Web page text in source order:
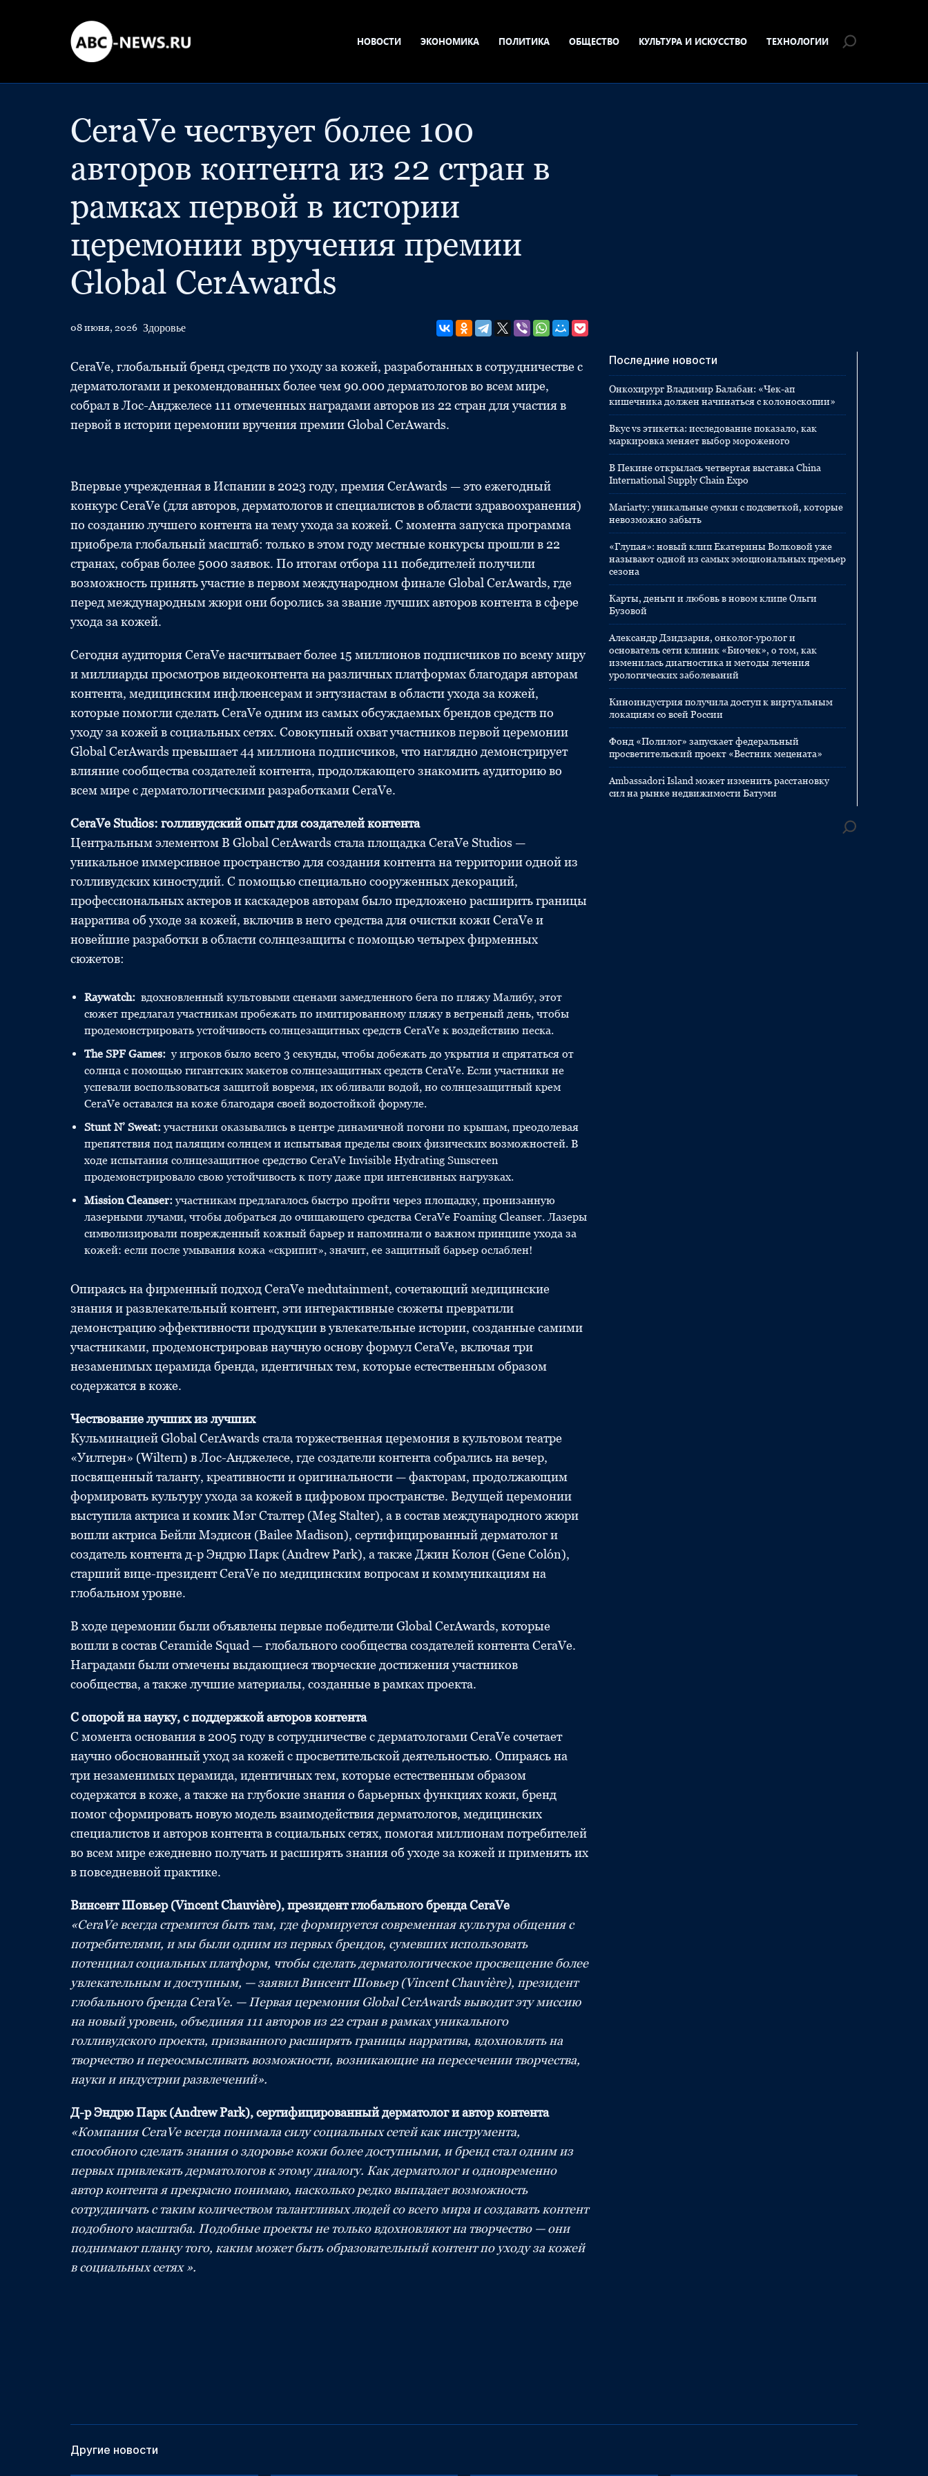
НОВОСТИ ЭКОНОМИКА ПОЛИТИКА ОБЩЕСТВО КУЛЬТУРА И ИСКУССТВО ТЕХНОЛОГИИ
CeraVe чествует более 100
авторов контента из 22 стран в
рамках первой в истории
церемонии вручения премии
Global CerAwards
08 июня, 2026 Здоровье
CeraVe, глобальный бренд средств по уходу за кожей, разработанных в сотрудничестве с
дерматологами и рекомендованных более чем 90.000 дерматологов во всем мире,
собрал в Лос-Анджелесе 111 отмеченных наградами авторов из 22 стран для участия в
первой в истории церемонии вручения премии Global CerAwards.
Впервые учрежденная в Испании в 2023 году, премия CerAwards — это ежегодный
конкурс CeraVe (для авторов, дерматологов и специалистов в области здравоохранения)
по созданию лучшего контента на тему ухода за кожей. С момента запуска программа
приобрела глобальный масштаб: только в этом году местные конкурсы прошли в 22
странах, собрав более 5000 заявок. По итогам отбора 111 победителей получили
возможность принять участие в первом международном финале Global CerAwards, где
перед международным жюри они боролись за звание лучших авторов контента в сфере
ухода за кожей.
Сегодня аудитория CeraVe насчитывает более 15 миллионов подписчиков по всему миру
и миллиарды просмотров видеоконтента на различных платформах благодаря авторам
контента, медицинским инфлюенсерам и энтузиастам в области ухода за кожей,
которые помогли сделать CeraVe одним из самых обсуждаемых брендов средств по
уходу за кожей в социальных сетях. Совокупный охват участников первой церемонии
Global CerAwards превышает 44 миллиона подписчиков, что наглядно демонстрирует
влияние сообщества создателей контента, продолжающего знакомить аудиторию во
всем мире с дерматологическими разработками CeraVe.
CeraVe Studios: голливудский опыт для создателей контента
Центральным элементом В Global CerAwards стала площадка CeraVe Studios —
уникальное иммерсивное пространство для создания контента на территории одной из
голливудских киностудий. С помощью специально сооруженных декораций,
профессиональных актеров и каскадеров авторам было предложено расширить границы
нарратива об уходе за кожей, включив в него средства для очистки кожи CeraVe и
новейшие разработки в области солнцезащиты с помощью четырех фирменных
сюжетов:
Raywatch: вдохновленный культовыми сценами замедленного бега по пляжу Малибу, этот
сюжет предлагал участникам пробежать по имитированному пляжу в ветреный день, чтобы
продемонстрировать устойчивость солнцезащитных средств CeraVe к воздействию песка.
The SPF Games: у игроков было всего 3 секунды, чтобы добежать до укрытия и спрятаться от
солнца с помощью гигантских макетов солнцезащитных средств CeraVe. Если участники не
успевали воспользоваться защитой вовремя, их обливали водой, но солнцезащитный крем
CeraVe оставался на коже благодаря своей водостойкой формуле.
Stunt N’ Sweat:участники оказывались в центре динамичной погони по крышам, преодолевая
препятствия под палящим солнцем и испытывая пределы своих физических возможностей. В
ходе испытания солнцезащитное средство CeraVe Invisible Hydrating Sunscreen
продемонстрировало свою устойчивость к поту даже при интенсивных нагрузках.
Mission Cleanser:участникам предлагалось быстро пройти через площадку, пронизанную
лазерными лучами, чтобы добраться до очищающего средства CeraVe Foaming Cleanser. Лазеры
символизировали поврежденный кожный барьер и напоминали о важном принципе ухода за
кожей: если после умывания кожа «скрипит», значит, ее защитный барьер ослаблен!
Опираясь на фирменный подход CeraVe medutainment, сочетающий медицинские
знания и развлекательный контент, эти интерактивные сюжеты превратили
демонстрацию эффективности продукции в увлекательные истории, созданные самими
участниками, продемонстрировав научную основу формул CeraVe, включая три
незаменимых церамида бренда, идентичных тем, которые естественным образом
содержатся в коже.
Чествование лучших из лучших
Кульминацией Global CerAwards стала торжественная церемония в культовом театре
«Уилтерн» (Wiltern) в Лос-Анджелесе, где создатели контента собрались на вечер,
посвященный таланту, креативности и оригинальности — факторам, продолжающим
формировать культуру ухода за кожей в цифровом пространстве. Ведущей церемонии
выступила актриса и комик Мэг Сталтер (Meg Stalter), а в состав международного жюри
вошли актриса Бейли Мэдисон (Bailee Madison), сертифицированный дерматолог и
создатель контента д-р Эндрю Парк (Andrew Park), а также Джин Колон (Gene Colón),
старший вице-президент CeraVe по медицинским вопросам и коммуникациям на
глобальном уровне.
В ходе церемонии были объявлены первые победители Global CerAwards, которые
вошли в состав Ceramide Squad — глобального сообщества создателей контента CeraVe.
Наградами были отмечены выдающиеся творческие достижения участников
сообщества, а также лучшие материалы, созданные в рамках проекта.
С опорой на науку, с поддержкой авторов контента
С момента основания в 2005 году в сотрудничестве с дерматологами CeraVe сочетает
научно обоснованный уход за кожей с просветительской деятельностью. Опираясь на
три незаменимых церамида, идентичных тем, которые естественным образом
содержатся в коже, а также на глубокие знания о барьерных функциях кожи, бренд
помог сформировать новую модель взаимодействия дерматологов, медицинских
специалистов и авторов контента в социальных сетях, помогая миллионам потребителей
во всем мире ежедневно получать и расширять знания об уходе за кожей и применять их
в повседневной практике.
Винсент Шовьер (Vincent Chauvière), президент глобального бренда CeraVe
«CeraVe всегда стремится быть там, где формируется современная культура общения с
потребителями, и мы были одним из первых брендов, сумевших использовать
потенциал социальных платформ, чтобы сделать дерматологическое просвещение более
увлекательным и доступным, — заявил Винсент Шовьер (Vincent Chauvière), президент
глобального бренда CeraVe. — Первая церемония Global CerAwards выводит эту миссию
на новый уровень, объединяя 111 авторов из 22 стран в рамках уникального
голливудского проекта, призванного расширять границы нарратива, вдохновлять на
творчество и переосмысливать возможности, возникающие на пересечении творчества,
науки и индустрии развлечений».
Д-р Эндрю Парк (Andrew Park), сертифицированный дерматолог и автор контента
«Компания CeraVe всегда понимала силу социальных сетей как инструмента,
способного сделать знания о здоровье кожи более доступными, и бренд стал одним из
первых привлекать дерматологов к этому диалогу. Как дерматолог и одновременно
автор контента я прекрасно понимаю, насколько редко выпадает возможность
сотрудничать с таким количеством талантливых людей со всего мира и создавать контент
подобного масштаба. Подобные проекты не только вдохновляют на творчество — они
поднимают планку того, каким может быть образовательный контент по уходу за кожей
в социальных сетях ».
Последние новости
Онкохирург Владимир Балабан: «Чек-ап
кишечника должен начинаться с колоноскопии»
Вкус vs этикетка: исследование показало, как
маркировка меняет выбор мороженого
В Пекине открылась четвертая выставка China
International Supply Chain Expo
Mariarty: уникальные сумки с подсветкой, которые
невозможно забыть
«Глупая»: новый клип Екатерины Волковой уже
называют одной из самых эмоциональных премьер
сезона
Карты, деньги и любовь в новом клипе Ольги
Бузовой
Александр Дзидзария, онколог-уролог и
основатель сети клиник «Биочек», о том, как
изменилась диагностика и методы лечения
урологических заболеваний
Киноиндустрия получила доступ к виртуальным
локациям со всей России
Фонд «Полилог» запускает федеральный
просветительский проект «Вестник мецената»
Ambassadori Island может изменить расстановку
сил на рынке недвижимости Батуми
Другие новости